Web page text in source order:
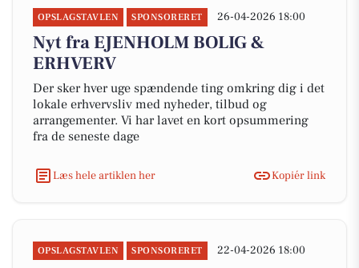
OPSLAGSTAVLEN SPONSORERET 26-04-2026 18:00
Nyt fra EJENHOLM BOLIG &
ERHVERV
Der sker hver uge spændende ting omkring dig i det
lokale erhvervsliv med nyheder, tilbud og
arrangementer. Vi har lavet en kort opsummering
fra de seneste dage
Læs hele artiklen her Kopiér link
OPSLAGSTAVLEN SPONSORERET 22-04-2026 18:00